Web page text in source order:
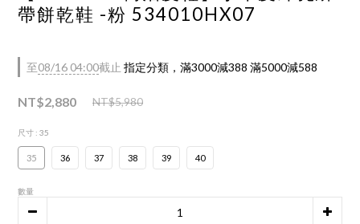
帶餅乾鞋 -粉 534010HX07
至08/16 04:00截止 指定分類，滿3000減388 滿5000減588
NT$2,880 NT$5,980
尺寸 : 35
35 36 37 38 39 40
數量